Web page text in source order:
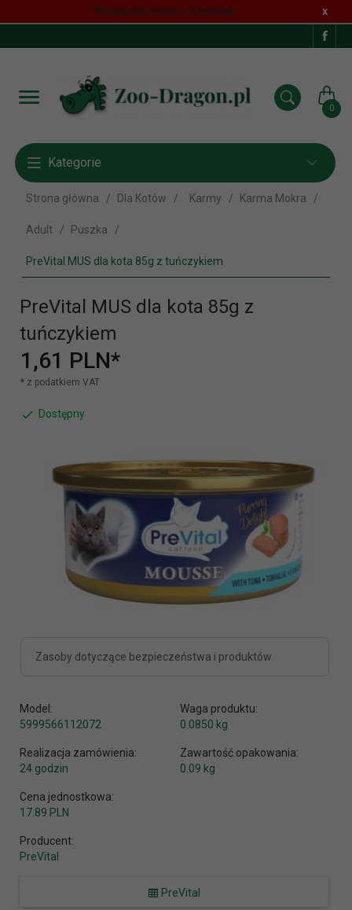
Strona korzysta z Cookies! x
0
Kategorie
Strona główna Dla Kotów Karmy Karma Mokra
Adult Puszka
PreVital MUS dla kota 85g z tuńczykiem
PreVital MUS dla kota 85g z
tuńczykiem
1,61 PLN*
* z podatkiem VAT
Dostępny
Zasoby dotyczące bezpieczeństwa i produktów
Model:
5999566112072
Waga produktu:
0.0850 kg
Realizacja zamówienia:
24 godzin
Zawartość opakowania:
0.09 kg
Cena jednostkowa:
17.89 PLN
Producent:
PreVital
PreVital